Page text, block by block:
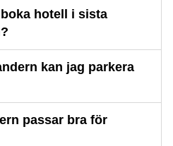
hotell i sista
kan jag parkera
passar bra för